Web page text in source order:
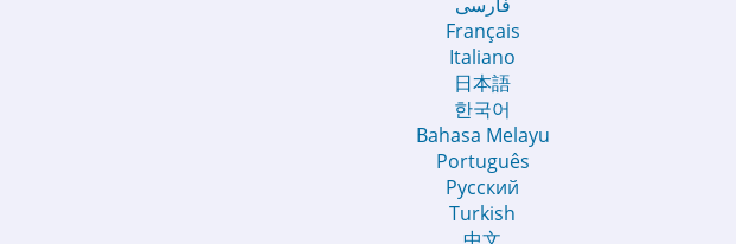
Français
Italiano
日本語
한국어
Bahasa Melayu
Português
Русский
Turkish